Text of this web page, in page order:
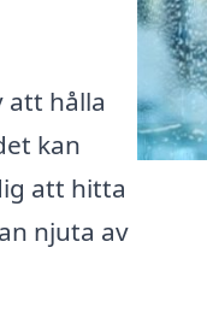
att hålla
kan
att hitta
njuta av